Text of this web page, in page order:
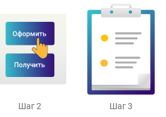
Шаг 2
Шаг 3